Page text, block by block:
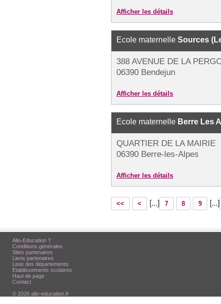
Afficher les détails
Ecole maternelle Sources
388 AVENUE DE LA
06390 Bendejun
Afficher les détails
Ecole maternelle Berre Les
QUARTIER DE LA MAIRIE
06390 Berre-les-Alpes
Afficher les détails
<< < [...] 7 8 9 [...]
Allo-Education ?
Conditions générales
Sites partenaires
Liens partenaires
Liste des départements
Etablissements scolaires
Haut de page
Contact
© 2026 allo-education.fr